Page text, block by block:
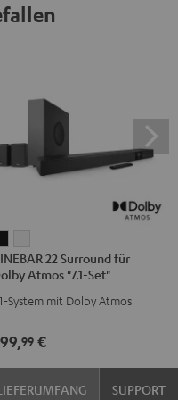
22
Surround
für
Atmos
"7.1-
Set"
22
Surround
für
Atmos
"7.1-
Set"
22 Surround für
Atmos "7.1-Set"
System mit Dolby Atmos
99 €
SUPPORT